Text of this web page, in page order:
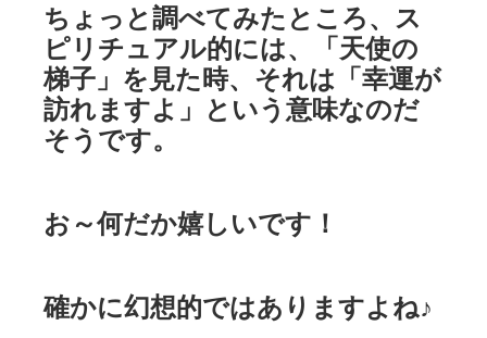
ちょっと調べてみたところ、ス
ピリチュアル的には、「天使の
梯子」を見た時、それは「幸運が
訪れますよ」という意味なのだ
そうです。
お～何だか嬉しいです！
確かに幻想的ではありますよね♪